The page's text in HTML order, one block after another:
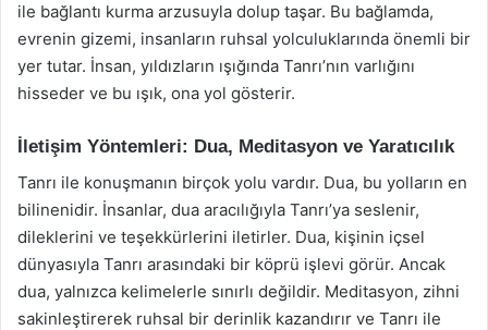
ile bağlantı kurma arzusuyla dolup taşar. Bu bağlamda,
evrenin gizemi, insanların ruhsal yolculuklarında önemli bir
yer tutar. İnsan, yıldızların ışığında Tanrı’nın varlığını
hisseder ve bu ışık, ona yol gösterir.
İletişim Yöntemleri: Dua, Meditasyon ve Yaratıcılık
Tanrı ile konuşmanın birçok yolu vardır. Dua, bu yolların en
bilinenidir. İnsanlar, dua aracılığıyla Tanrı’ya seslenir,
dileklerini ve teşekkürlerini iletirler. Dua, kişinin içsel
dünyasıyla Tanrı arasındaki bir köprü işlevi görür. Ancak
dua, yalnızca kelimelerle sınırlı değildir. Meditasyon, zihni
sakinleştirerek ruhsal bir derinlik kazandırır ve Tanrı ile